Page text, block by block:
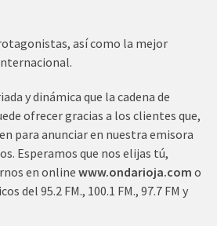
así como la mejor
y dinámica que la cadena de
ofrecer gracias a los clientes que,
para anunciar en nuestra emisora
Esperamos que nos elijas tú,
en online www.ondarioja.com o
del 95.2 FM., 100.1 FM., 97.7 FM y